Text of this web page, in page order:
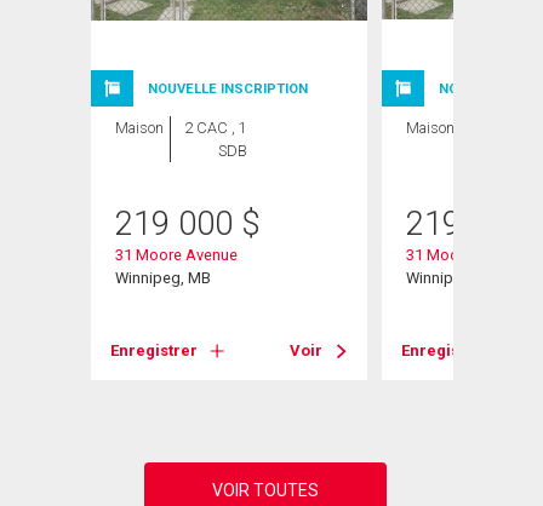
NOUVELLE INSCRIPTION
Maison
2 CAC , 1
SDB
219 000 $
31 Moore Avenue
Winnipeg, MB
Enregistrer Voir
NOUVELLE
Maison
219 000
31 Moore Ave
Winnipeg, MB
Enregistrer